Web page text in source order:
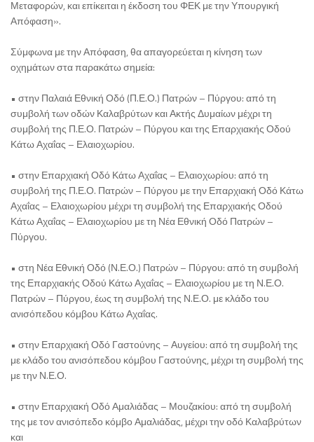
Μεταφορών, και επίκειται η έκδοση του ΦΕΚ με την Υπουργική
Απόφαση».
Σύμφωνα με την Απόφαση, θα απαγορεύεται η κίνηση των
οχημάτων στα παρακάτω σημεία:
• στην Παλαιά Εθνική Οδό (Π.Ε.Ο.) Πατρών – Πύργου: από τη
συμβολή των οδών Καλαβρύτων και Ακτής Δυμαίων μέχρι τη
συμβολή της Π.Ε.Ο. Πατρών – Πύργου και της Επαρχιακής Οδού
Κάτω Αχαΐας – Ελαιοχωρίου.
• στην Επαρχιακή Οδό Κάτω Αχαΐας – Ελαιοχωρίου: από τη
συμβολή της Π.Ε.Ο. Πατρών – Πύργου με την Επαρχιακή Οδό Κάτω
Αχαΐας – Ελαιοχωρίου μέχρι τη συμβολή της Επαρχιακής Οδού
Κάτω Αχαΐας – Ελαιοχωρίου με τη Νέα Εθνική Οδό Πατρών –
Πύργου.
• στη Νέα Εθνική Οδό (Ν.Ε.Ο.) Πατρών – Πύργου: από τη συμβολή
της Επαρχιακής Οδού Κάτω Αχαΐας – Ελαιοχωρίου με τη Ν.Ε.Ο.
Πατρών – Πύργου, έως τη συμβολή της Ν.Ε.Ο. με κλάδο του
ανισόπεδου κόμβου Κάτω Αχαΐας.
• στην Επαρχιακή Οδό Γαστούνης – Αυγείου: από τη συμβολή της
με κλάδο του ανισόπεδου κόμβου Γαστούνης, μέχρι τη συμβολή της
με την Ν.Ε.Ο.
• στην Επαρχιακή Οδό Αμαλιάδας – Μουζακίου: από τη συμβολή
της με τον ανισόπεδο κόμβο Αμαλιάδας, μέχρι την οδό Καλαβρύτων
και